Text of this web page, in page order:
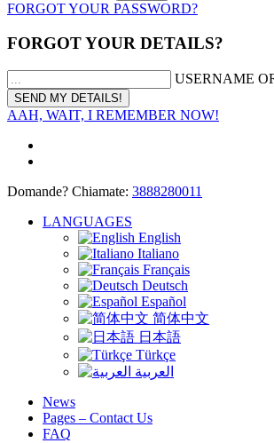
FORGOT YOUR PASSWORD?
FORGOT YOUR DETAILS?
USERNAME
AAH, WAIT, I REMEMBER NOW!
Domande? Chiamate: 3888280011
LANGUAGES
English
Italiano
Français
Deutsch
Español
简体中文
日本語
Türkçe
العربية
News
Pages – Contact Us
FAQ